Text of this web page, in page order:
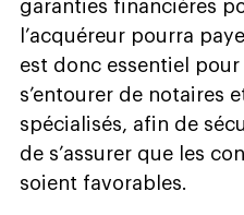
garanties financières
l’acquéreur pourra
est donc essentiel
s’entourer de notaires
spécialisés, afin de
de s’assurer que les
soient favorables.